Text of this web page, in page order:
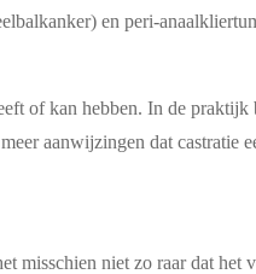
en peri-
of kan hebben. In de
aanwijzingen dat
misschien niet zo raar dat